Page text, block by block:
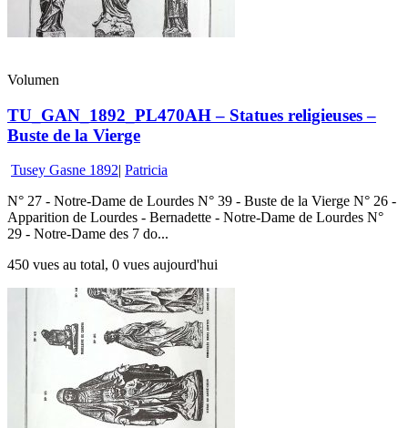
Volumen
TU_GAN_1892_PL470AH – Statues religieuses –
Buste de la Vierge
Tusey Gasne 1892| Patricia
N° 27 - Notre-Dame de Lourdes N° 39 - Buste de la Vierge N° 26 -
Apparition de Lourdes - Bernadette - Notre-Dame de Lourdes N°
29 - Notre-Dame des 7 do...
450 vues au total, 0 vues aujourd'hui